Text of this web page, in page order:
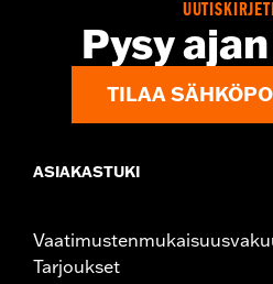
WARRANTY:1 year limited
d.com/warrantyfor full details
Installation of some
meets applicable
Pysy
TILAA
ASIAKASTUKI
Tarjoukset